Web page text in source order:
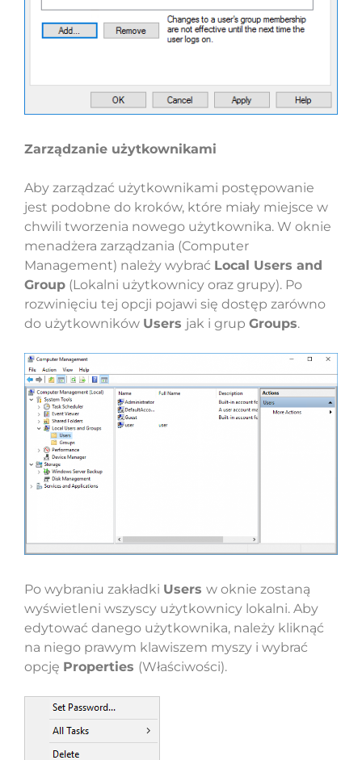
Zarządzanie użytkownikami
Aby zarządzać użytkownikami postępowanie
jest podobne do kroków, które miały miejsce w
chwili tworzenia nowego użytkownika. W oknie
menadżera zarządzania (Computer
Management) należy wybrać Local Users and
Group (Lokalni użytkownicy oraz grupy). Po
rozwinięciu tej opcji pojawi się dostęp zarówno
do użytkowników Users jak i grup Groups.
Po wybraniu zakładki Users w oknie zostaną
wyświetleni wszyscy użytkownicy lokalni. Aby
edytować danego użytkownika, należy kliknąć
na niego prawym klawiszem myszy i wybrać
opcję Properties (Właściwości).